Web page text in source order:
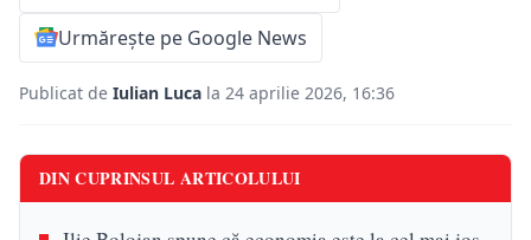
Urmărește pe Google News
Publicat de Iulian Luca la 24 aprilie 2026, 16:36
DIN CUPRINSUL ARTICOLULUI